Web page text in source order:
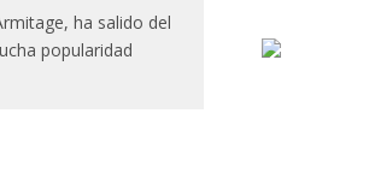
ha salido del
popularidad